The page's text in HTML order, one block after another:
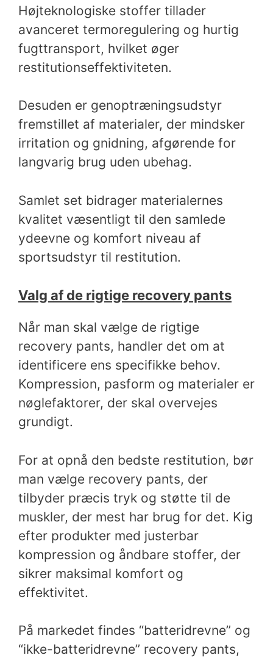
Højteknologiske stoffer tillader
avanceret termoregulering og hurtig
fugttransport, hvilket øger
restitutionseffektiviteten.
Desuden er genoptræningsudstyr
fremstillet af materialer, der mindsker
irritation og gnidning, afgørende for
langvarig brug uden ubehag.
Samlet set bidrager materialernes
kvalitet væsentligt til den samlede
ydeevne og komfort niveau af
sportsudstyr til restitution.
Valg af de rigtige recovery pants
Når man skal vælge de rigtige
recovery pants, handler det om at
identificere ens specifikke behov.
Kompression, pasform og materialer er
nøglefaktorer, der skal overvejes
grundigt.
For at opnå den bedste restitution, bør
man vælge recovery pants, der
tilbyder præcis tryk og støtte til de
muskler, der mest har brug for det. Kig
efter produkter med justerbar
kompression og åndbare stoffer, der
sikrer maksimal komfort og
effektivitet.
På markedet findes “batteridrevne” og
“ikke-batteridrevne” recovery pants,